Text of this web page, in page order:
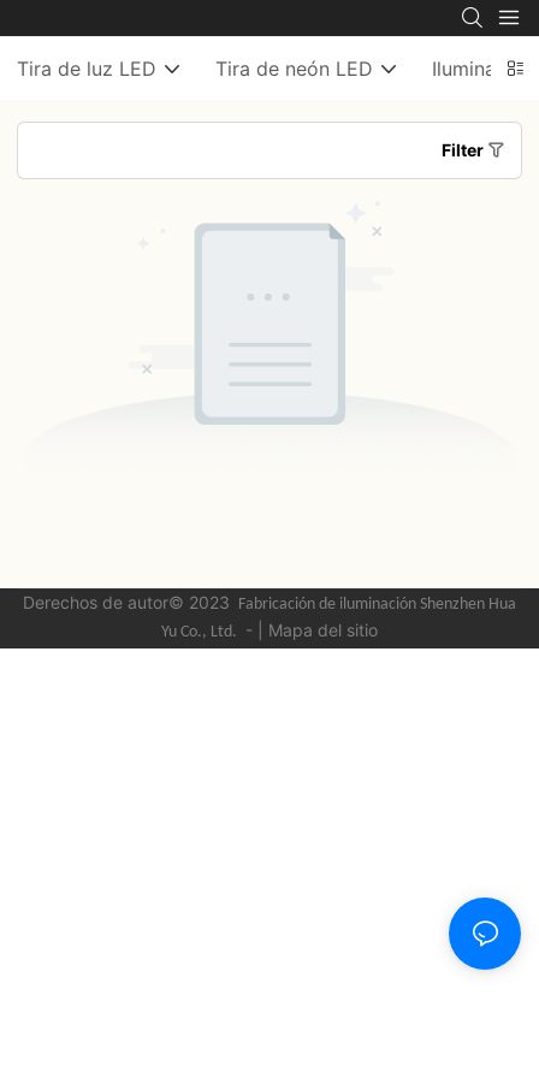
Tira de luz LED Tira de neón LED
Filter
Derechos de autor© 2023 Fabricación de iluminación Shenzhen Hua
Yu Co., Ltd. - Mapa del sitio